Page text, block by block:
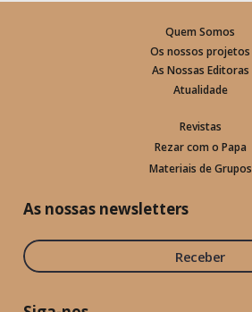
Quem Somos
Os nossos projetos
As Nossas Editoras
Atualidade
Revistas
Rezar com o Papa
Materiais de Grupos
As nossas newsletters
Receber